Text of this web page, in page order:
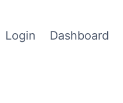
Login Dashboard